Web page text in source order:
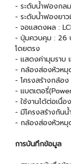
- ระดับน้ำฟองกล
- ระดับน้ำฟองยา
- จอแสดงผล :
- ปุ่มควบคุม : 26
โดยตรง
- แสดงค่ามุมราบ
- กล้องส่องหัวหมุ
- โครงสร้างกล้อ
- แบตเตอรี่
- ใช้งานได้ต่อเนื่
- มีโครงสร้างกัน
- กล้องส่องหัวหมุ
การบันทึกข้อมูล